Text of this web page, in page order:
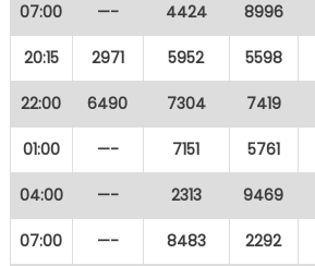
07:00 —- 4424 8996
20:15 2971 5952 5598
22:00 6490 7304 7419
01:00 —- 7151 5761
04:00 —- 2313 9469
07:00 —- 8483 2292